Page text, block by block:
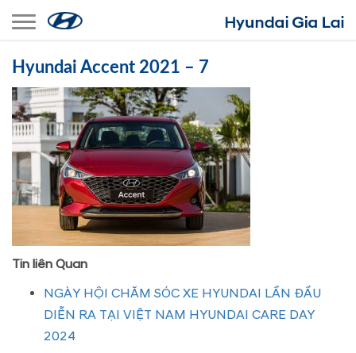
Toggle navigation
Hyundai Accent 2021 – 7
Tin liên Quan
NGÀY HỘI CHĂM SÓC XE HYUNDAI LẦN ĐẦU
DIỄN RA TẠI VIỆT NAM HYUNDAI CARE DAY
2024